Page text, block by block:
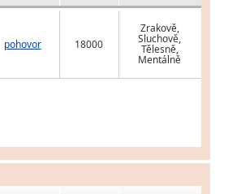
pohovor 18000
Zrakově,
Sluchově,
Tělesně,
Mentálně